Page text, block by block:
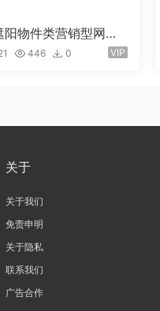
物件类营销型网站p
板(PC+WAP) 节能建
446 0 VIP
关于
关于我们
免责申明
关于隐私
联系我们
广告合作